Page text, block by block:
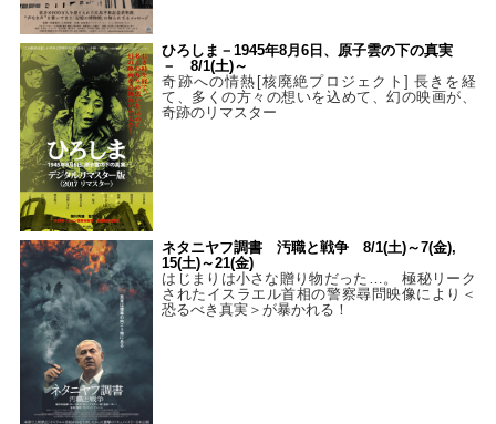
ひろしま－1945年8月6日、原子雲の下の真実
－ 8/1(土)～
奇跡への情熱[核廃絶プロジェクト] 長きを経
て、多くの方々の想いを込めて、幻の映画が、
奇跡のリマスター
ネタニヤフ調書 汚職と戦争 8/1(土)～7(金),
15(土)～21(金)
はじまりは小さな贈り物だった…。 極秘リーク
されたイスラエル首相の警察尋問映像により＜
恐るべき真実＞が暴かれる！